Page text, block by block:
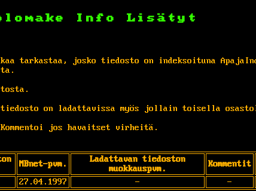
Info
Lisätyt
tarkastaa, josko tiedosto on indeksoituna
tiedosto on ladattavissa myös jollain toisella
Kommentoi jos havaitset virheitä.
MBnet-pvm.
Ladattavan tiedoston
muokkauspvm.
Kommentit
27.04.1997 - -